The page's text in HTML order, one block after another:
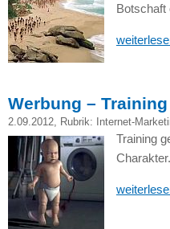
Botschaft
Werbung –
2.09.2012, Rubrik: Internet-
Training
Charakter.